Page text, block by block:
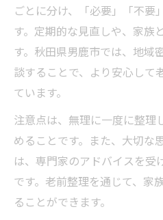
ごとに分け、「必要」「不要
す。定期的な見直しや、家族
す。秋田県男鹿市では、地域
談することで、より安心して
ています。
注意点は、無理に一度に整理
めることです。また、大切な
は、専門家のアドバイスを受
です。老前整理を通じて、家
ることができます。